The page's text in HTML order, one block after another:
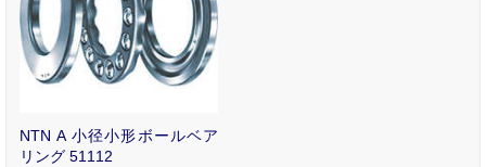
NTN A 小径小形ボールベア
リング 51112